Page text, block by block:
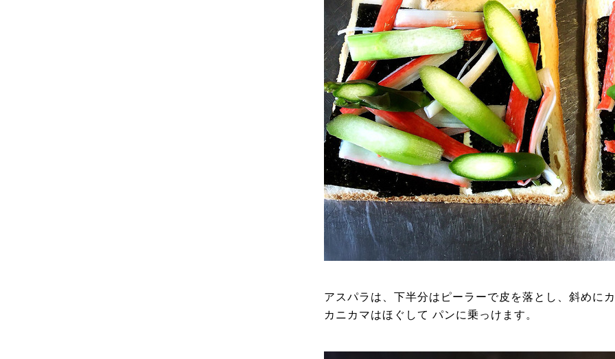
アスパラは、下半分はピーラーで皮を落とし、斜めに
カニカマはほぐして パンに乗っけます。